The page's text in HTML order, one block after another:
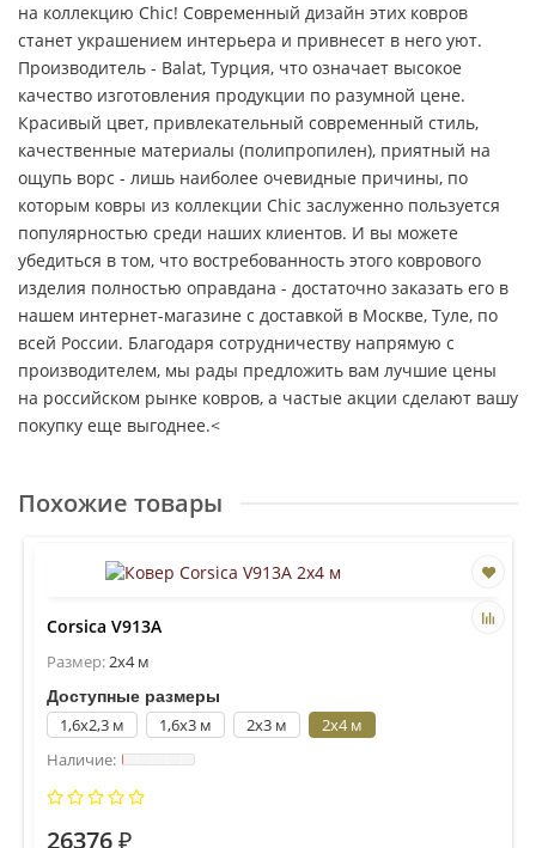
на коллекцию Chic! Современный дизайн этих ковров
станет украшением интерьера и привнесет в него уют.
Производитель - Balat, Турция, что означает высокое
качество изготовления продукции по разумной цене.
Красивый цвет, привлекательный современный стиль,
качественные материалы (полипропилен), приятный на
ощупь ворс - лишь наиболее очевидные причины, по
которым ковры из коллекции Chic заслуженно пользуется
популярностью среди наших клиентов. И вы можете
убедиться в том, что востребованность этого коврового
изделия полностью оправдана - достаточно заказать его в
нашем интернет-магазине с доставкой в Москве, Туле, по
всей России. Благодаря сотрудничеству напрямую с
производителем, мы рады предложить вам лучшие цены
на российском рынке ковров, а частые акции сделают вашу
покупку еще выгоднее.<
Похожие товары
Corsica V913A
Размер:2x4 м
Доступные размеры
1,6x2,3 м 1,6x3 м 2x3 м 2x4 м
26376 ₽